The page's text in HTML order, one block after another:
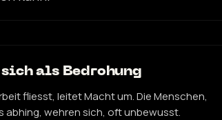
als Bedrohung
fliesst, leitet Macht um. Die Menschen,
abhing, wehren sich, oft unbewusst.